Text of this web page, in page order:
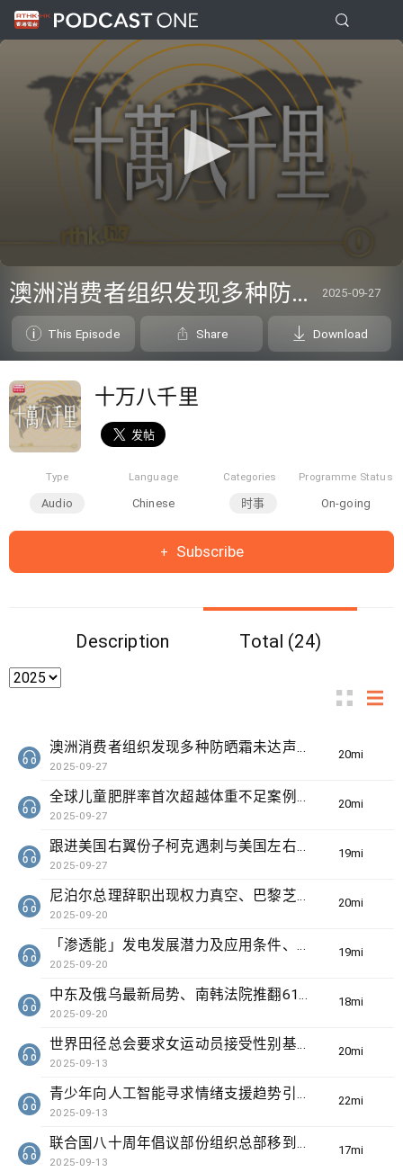
seconds
of
20
minutes,
20
seconds
澳洲消费者组织发现多种防晒霜未达声称效果、三名奥地利修女IG上发布居于荒废修道院情况结果广受欢迎 2025-09-27
This Episode Share Download
十万八千里
Type
Audio
Language
Chinese
Categories
时事
Programme Status
On-going
Subscribe
Description Total (24)
20min(s)
澳洲消费者组织发现多种防晒霜未达声称效果、三名奥地利修女IG上发布居于荒废修道院情况结果广受欢迎
2025-09-27
20min(s)
全球儿童肥胖率首次超越体重不足案例、伊朗「头巾示威」三周年及对女性的限制
2025-09-27
19min(s)
跟进美国右翼份子柯克遇刺与美国左右翼之争、埃塞俄比亚启用「复兴大坝」对非洲水资源的影响
2025-09-27
20min(s)
尼泊尔总理辞职出现权力真空、巴黎芝士博物馆开幕引发美食旅游热潮
2025-09-20
19min(s)
「渗透能」发电发展潜力及应用条件、加州生物学家播放电影剪辑和真人声音驱狼
2025-09-20
18min(s)
中东及俄乌最新局势、南韩法院推翻61年前一名遭性侵妇女被控伤人罪成判罪
2025-09-20
20min(s)
世界田径总会要求女运动员接受性别基因测试、健力士世界纪录七十周年列70项有待挑战项目
2025-09-13
22min(s)
青少年向人工智能寻求情绪支援趋势引发国际关注、阿富汗六级地震逾千人遇难
2025-09-13
17min(s)
联合国八十周年倡议部份组织总部移到非洲、研究发现澳洲医疗体系存在种族歧视
2025-09-13